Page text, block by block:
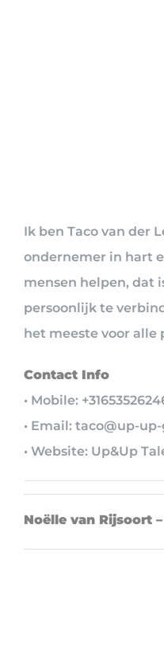
Ik ben Taco van der
ondernemer in hart
mensen helpen, dat
persoonlijk te
het meeste voor alle
Contact Info
• Mobile:
• Email: taco@up-
• Website: Up&Up
Noëlle van Rijsoort